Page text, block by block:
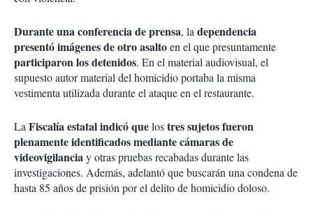
Durante una conferencia de prensa, ladependencia
presentó imágenes de otro asaltoen el que presuntamente
participaron los detenidos. En el material audiovisual, el
supuesto autor material del homicidio portaba la misma
vestimenta utilizada durante el ataque en el restaurante.
LaFiscalía estatal indicó quelostres sujetos fueron
plenamente identificadosmediante cámaras de
videovigilanciay otras pruebas recabadas durante las
investigaciones. Además, adelantó que buscarán una condena de
hasta 85 años de prisión por el delito de homicidio doloso.